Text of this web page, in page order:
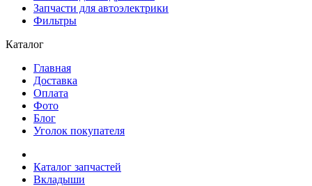
Запчасти для автоэлектрики
Фильтры
Каталог
Главная
Доставка
Оплата
Фото
Блог
Уголок покупателя
Каталог запчастей
Вкладыши